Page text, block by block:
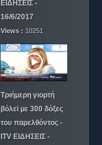
ΕΙΔΗΣΕΙΣ -
16/6/2017
Views : 10251
Τριήμερη γιορτή
βόλεϊ με 300 δόξες
του παρελθόντος -
ITV ΕΙΔΗΣΕΙΣ -